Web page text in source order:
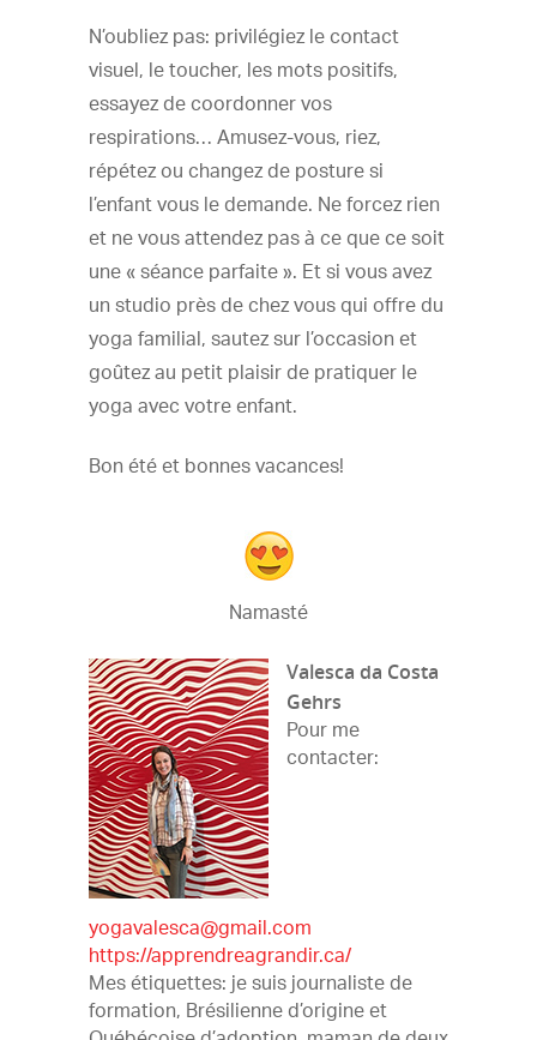
N’oubliez pas: privilégiez le contact
visuel, le toucher, les mots positifs,
essayez de coordonner vos
respirations… Amusez-vous, riez,
répétez ou changez de posture si
l’enfant vous le demande. Ne forcez rien
et ne vous attendez pas à ce que ce soit
une « séance parfaite ». Et si vous avez
un studio près de chez vous qui offre du
yoga familial, sautez sur l’occasion et
goûtez au petit plaisir de pratiquer le
yoga avec votre enfant.
Bon été et bonnes vacances!
Namasté
Valesca da Costa
Gehrs
Pour me
contacter:
yogavalesca@gmail.com
https://apprendreagrandir.ca/
Mes étiquettes: je suis journaliste de
formation, Brésilienne d’origine et